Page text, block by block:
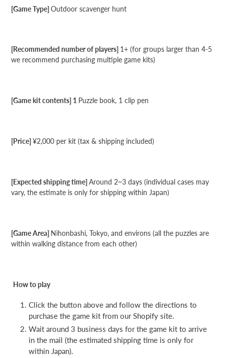
[Game Type]Outdoor scavenger hunt
[Recommended number of players] 1+ (for groups larger than 4-5
we recommend purchasing multiple game kits)
[Game kit contents] 1 Puzzle book, 1 clip pen
[Price]¥2,000 per kit (tax & shipping included)
[Expected shipping time]Around 2~3 days (individual cases may
vary, the estimate is only for shipping within Japan)
[Game Area] Nihonbashi, Tokyo, and environs (all the puzzles are
within walking distance from each other)
How to play
Click the button above and follow the directions to
purchase the game kit from our Shopify site.
Wait around 3 business days for the game kit to arrive
in the mail (the estimated shipping time is only for
within Japan).